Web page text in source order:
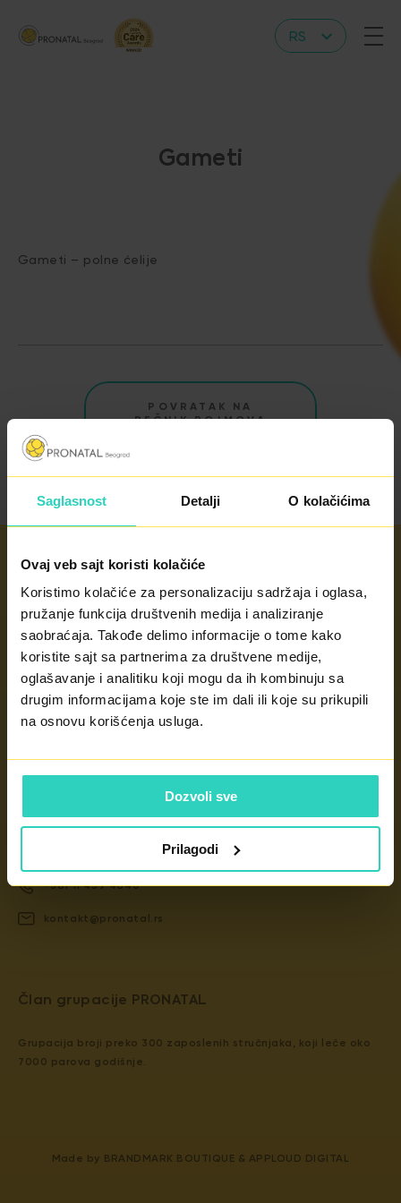
Saglasnost Detalji O kolačićima
Ovaj veb sajt koristi kolačiće
Koristimo kolačiće za personalizaciju sadržaja i oglasa,
pružanje funkcija društvenih medija i analiziranje
saobraćaja. Takođe delimo informacije o tome kako
koristite sajt sa partnerima za društvene medije,
oglašavanje i analitiku koji mogu da ih kombinuju sa
drugim informacijama koje ste im dali ili koje su prikupili
na osnovu korišćenja usluga.
Dozvoli sve
Prilagodi
RS
Gameti
Gameti – polne ćelije
POVRATAK NA
REČNIK POJMOVA
​​Član grupacije PRONATAL
Grupacija broji preko 300 zaposlenih stručnjaka, koji leče oko
7000 parova godišnje.
Kontakt
Dunavska 2D, 11000 Beograd
+381 11 439 4840
kontakt@pronatal.rs
Radno vreme
radnim danima od 8 - 20h
subotom od 8 - 14h
nedeljom po potrebi
KONTAKT
Made by BRANDMARK BOUTIQUE & APPLOUD DIGITAL